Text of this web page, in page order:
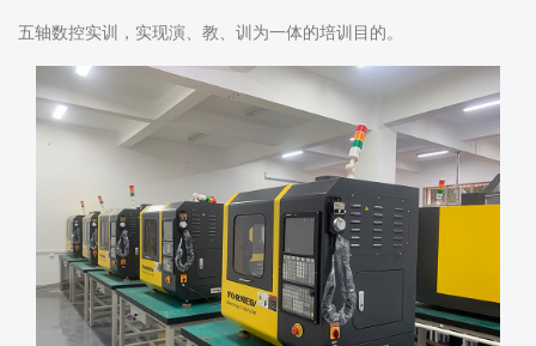
五轴数控实训，实现演、教、训为一体的培训目的。